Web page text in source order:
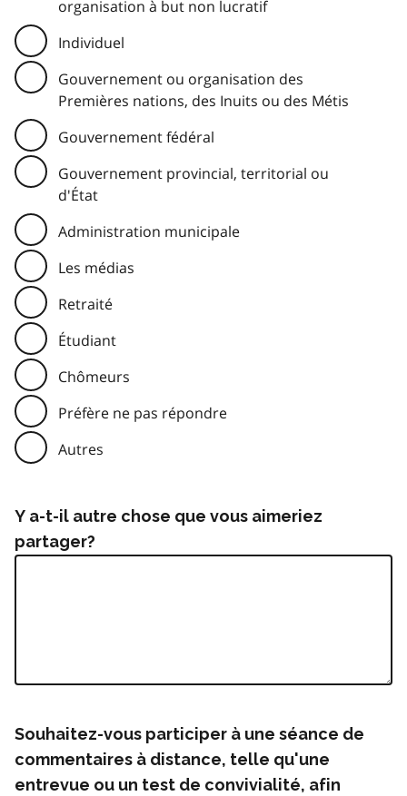
organisation à but non lucratif
Individuel
Gouvernement ou organisation des
Premières nations, des Inuits ou des Métis
Gouvernement fédéral
Gouvernement provincial, territorial ou
d'État
Administration municipale
Les médias
Retraité
Étudiant
Chômeurs
Préfère ne pas répondre
Autres
Y a-t-il autre chose que vous aimeriez
partager?
Souhaitez-vous participer à une séance de
commentaires à distance, telle qu'une
entrevue ou un test de convivialité, afin